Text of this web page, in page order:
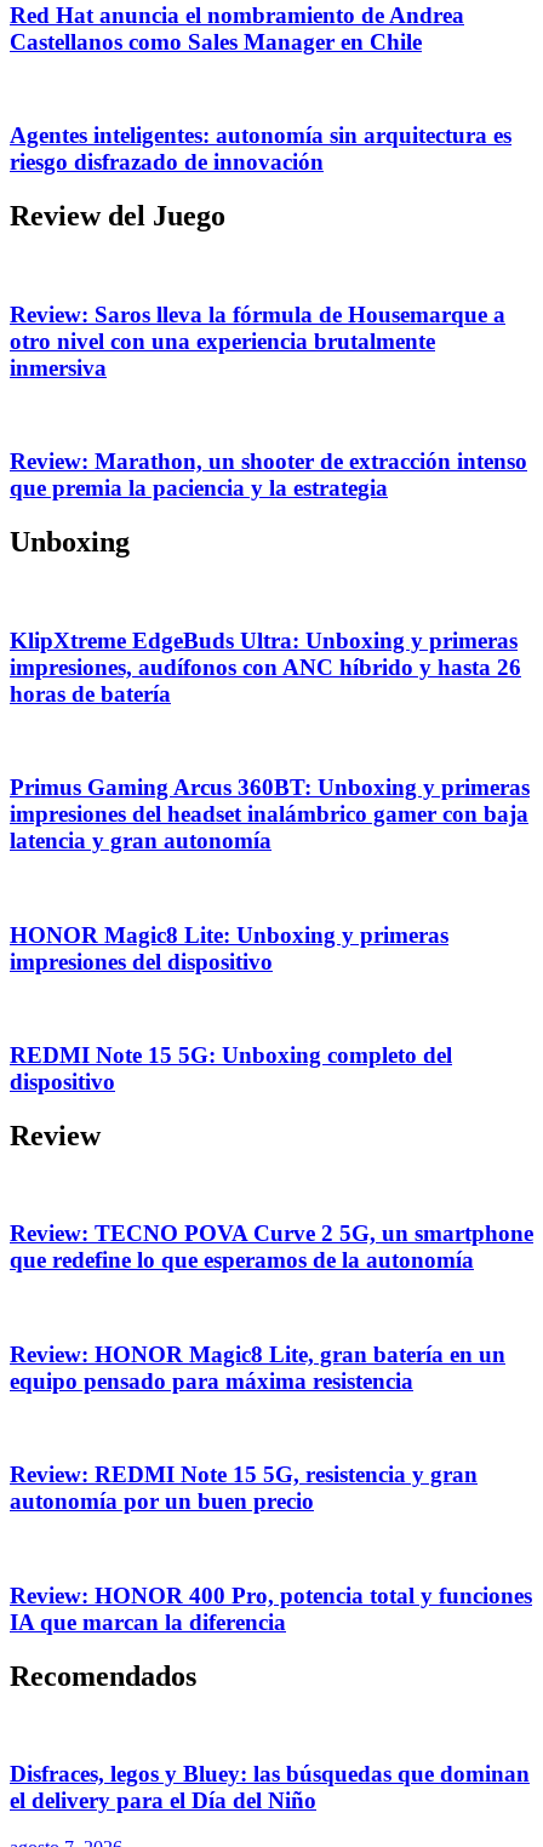
Red Hat anuncia el nombramiento de Andrea
Castellanos como Sales Manager en Chile
Agentes inteligentes: autonomía sin arquitectura es
riesgo disfrazado de innovación
Review del Juego
Review: Saros lleva la fórmula de Housemarque a
otro nivel con una experiencia brutalmente
inmersiva
Review: Marathon, un shooter de extracción intenso
que premia la paciencia y la estrategia
Unboxing
KlipXtreme EdgeBuds Ultra: Unboxing y primeras
impresiones, audífonos con ANC híbrido y hasta 26
horas de batería
Primus Gaming Arcus 360BT: Unboxing y primeras
impresiones del headset inalámbrico gamer con baja
latencia y gran autonomía
HONOR Magic8 Lite: Unboxing y primeras
impresiones del dispositivo
REDMI Note 15 5G: Unboxing completo del
dispositivo
Review
Review: TECNO POVA Curve 2 5G, un smartphone
que redefine lo que esperamos de la autonomía
Review: HONOR Magic8 Lite, gran batería en un
equipo pensado para máxima resistencia
Review: REDMI Note 15 5G, resistencia y gran
autonomía por un buen precio
Review: HONOR 400 Pro, potencia total y funciones
IA que marcan la diferencia
Recomendados
Disfraces, legos y Bluey: las búsquedas que dominan
el delivery para el Día del Niño